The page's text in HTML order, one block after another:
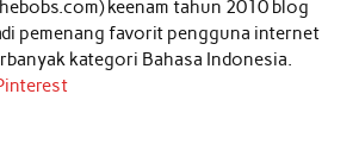
keenam tahun 2010 blog
pemenang favorit pengguna internet
kategori Bahasa Indonesia.